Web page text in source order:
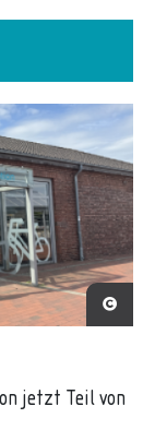
jetzt Teil von